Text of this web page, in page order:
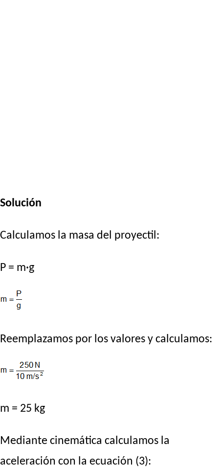
Solución
Calculamos la masa del proyectil:
P = m·g
Reemplazamos por los valores y calculamos:
m = 25 kg
Mediante cinemática calculamos la
aceleración con la ecuación (3):